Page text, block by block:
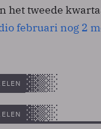
het tweede
februari nog 2